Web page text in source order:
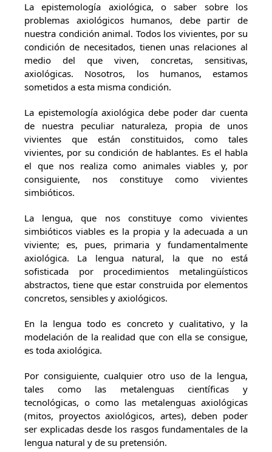
La epistemología axiológica, o saber sobre los
problemas axiológicos humanos, debe partir de
nuestra condición animal. Todos los vivientes, por su
condición de necesitados, tienen unas relaciones al
medio del que viven, concretas, sensitivas,
axiológicas. Nosotros, los humanos, estamos
sometidos a esta misma condición.
La epistemología axiológica debe poder dar cuenta
de nuestra peculiar naturaleza, propia de unos
vivientes que están constituidos, como tales
vivientes, por su condición de hablantes. Es el habla
el que nos realiza como animales viables y, por
consiguiente, nos constituye como vivientes
simbióticos.
La lengua, que nos constituye como vivientes
simbióticos viables es la propia y la adecuada a un
viviente; es, pues, primaria y fundamentalmente
axiológica. La lengua natural, la que no está
sofisticada por procedimientos metalingüísticos
abstractos, tiene que estar construida por elementos
concretos, sensibles y axiológicos.
En la lengua todo es concreto y cualitativo, y la
modelación de la realidad que con ella se consigue,
es toda axiológica.
Por consiguiente, cualquier otro uso de la lengua,
tales como las metalenguas científicas y
tecnológicas, o como las metalenguas axiológicas
(mitos, proyectos axiológicos, artes), deben poder
ser explicadas desde los rasgos fundamentales de la
lengua natural y de su pretensión.